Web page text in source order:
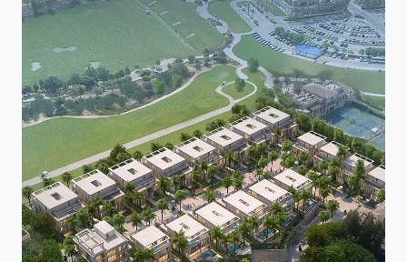
Reeman Living, Дубай Marina Star, Дубай
Damac Lagoons
DAMAC Lagoons, Дубай
Danah Bay
Danah Bay, Рас-
Хайма
Арабиан Ранчес Саут Бэй
Ellington Properties Binghatti Developers
Застройщики 199